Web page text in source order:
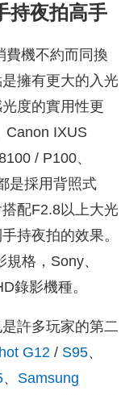
持夜拍高手
費機不約而同換
是擁有更大的入光
度的實用性更
Canon IXUS
/ P100、
是採用背照式
配F2.8以上大光
持夜拍的效果。
格，Sony、
錄影機種。
許多玩家的第二
G12 / S95、
、 Samsung